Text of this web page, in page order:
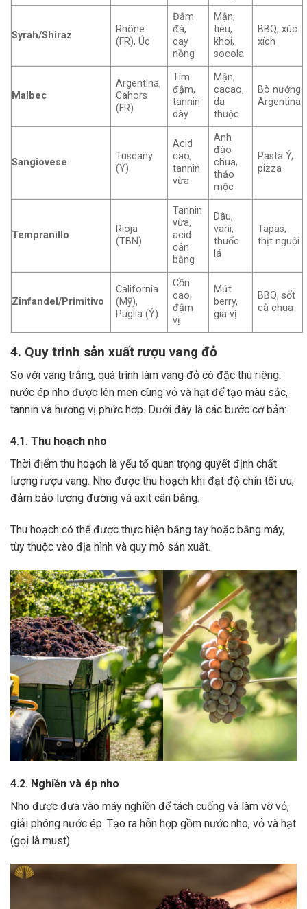
Syrah/Shiraz
Rhône
(FR), Úc
Đậm
đà,
cay
nồng
Mận,
tiêu,
khói,
socola
BBQ, xúc
xích
Malbec
Argentina,
Cahors
(FR)
Tím
đậm,
tannin
dày
Mận,
cacao,
da
thuộc
Bò nướng
Argentina
Sangiovese
Tuscany
(Ý)
Acid
cao,
tannin
vừa
Anh
đào
chua,
thảo
mộc
Pasta Ý,
pizza
Tempranillo
Rioja
(TBN)
Tannin
vừa,
acid
cân
bằng
Dâu,
vani,
thuốc
lá
Tapas,
thịt nguội
Zinfandel/Primitivo
California
(Mỹ),
Puglia (Ý)
Cồn
cao,
đậm
vị
Mứt
berry,
gia vị
BBQ, sốt
cà chua
4. Quy trình sản xuất rượu vang đỏ
So với vang trắng, quá trình làm vang đỏ có đặc thù riêng:
nước ép nho được lên men cùng vỏ và hạt để tạo màu sắc,
tannin và hương vị phức hợp. Dưới đây là các bước cơ bản:
4.1. Thu hoạch nho
Thời điểm thu hoạch là yếu tố quan trọng quyết định chất
lượng rượu vang. Nho được thu hoạch khi đạt độ chín tối ưu,
đảm bảo lượng đường và axit cân bằng.
Thu hoạch có thể được thực hiện bằng tay hoặc bằng máy,
tùy thuộc vào địa hình và quy mô sản xuất.
4.2. Nghiền và ép nho
Nho được đưa vào máy nghiền để tách cuống và làm vỡ vỏ,
giải phóng nước ép. Tạo ra hỗn hợp gồm nước nho, vỏ và hạt
(gọi là must).